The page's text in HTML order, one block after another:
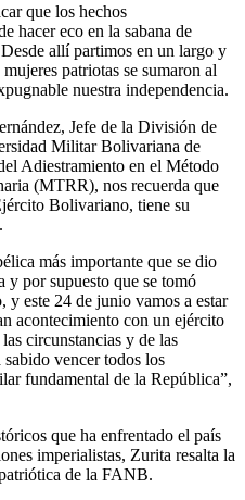
que los hechos
hacer eco en la sabana de
allí partimos en un largo y
patriotas se sumaron al
nuestra independencia.
Jefe de la División de
Militar Bolivariana de
Adiestramiento en el Método
(MTRR), nos recuerda que
Bolivariano, tiene su
más importante que se dio
y por supuesto que se tomó
este 24 de junio vamos a estar
acontecimiento con un ejército
circunstancias y de las
vencer todos los
fundamental de la República”,
que ha enfrentado el país
imperialistas, Zurita resalta la
de la FANB.